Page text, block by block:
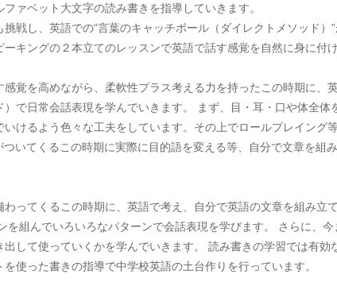
ァベット大文字の読み書きを指導していきます。
戦し、英語での“言葉のキャッチボール（ダイレクトメソッド）
キングの２本立てのレッスンで英語で話す感覚を自然に身に付け
覚を高めながら、柔軟性プラス考える力を持ったこの時期に、
で日常会話表現を学んでいきます。 まず、目・耳・口や体全体
けるよう色々な工夫をしています。その上でロールプレイング
いてくるこの時期に実際に目的語を変える等、自分で文章を組
ってくるこの時期に、英語で考え、自分で英語の文章を組み立
を組んでいろいろなパターンで会話表現を学びます。 さらに、今
して使っていくかを学んでいきます。 読み書きの学習では有効
使った書きの指導で中学校英語の土台作りを行っています。